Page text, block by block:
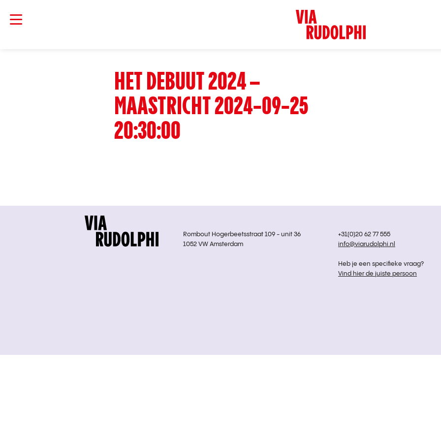
HET DEBUUT 2024 –
MAASTRICHT 2024-09-25
20:30:00
Rombout Hogerbeetsstraat 109 - unit 36
1052 VW Amsterdam
+31(0)20 62 77 555
info@viarudolphi.nl
Heb je een specifieke vraag?
Vind hier de juiste persoon